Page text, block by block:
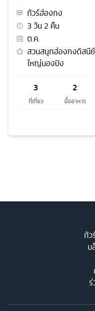
ทัวร์ฮ่องกง
3วัน2 คืน
ต.ค.
สวนสนุกฮ่องกงดิสนี
ใหญ่นองปิง
3
ที่เที่ยว
2
มื้ออาหาร
ทั
บ